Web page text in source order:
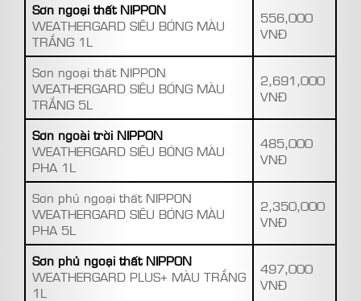
Sơn ngoại thất NIPPON
WEATHERGARD SIÊU BÓNG MÀU
TRẮNG 1L
556,000
VNĐ
Sơn ngoại thất NIPPON
WEATHERGARD SIÊU BÓNG MÀU
TRẮNG 5L
2,691,000
VNĐ
Sơn ngoài trời NIPPON
WEATHERGARD SIÊU BÓNG MÀU
PHA 1L
485,000
VNĐ
Sơn phủ ngoại thất NIPPON
WEATHERGARD SIÊU BÓNG MÀU
PHA 5L
2,350,000
VNĐ
Sơn phủ ngoại thất NIPPON
WEATHERGARD PLUS+ MÀU TRẮNG
1L
497,000
VNĐ